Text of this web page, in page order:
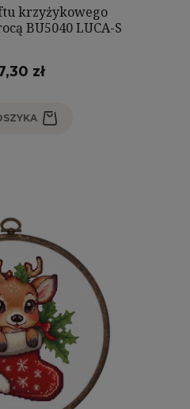
krzyżykowego
BU5040 LUCA-S
zł